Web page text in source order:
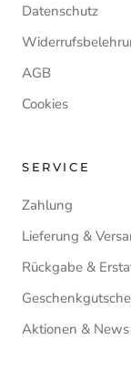
Datenschutz
AGB
Cookies
SERVICE
Zahlung
Lieferung &
Rückgabe &
Aktionen & News